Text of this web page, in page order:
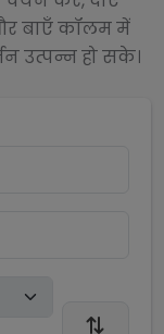
बाएँ कॉलम में
उत्पन्न हो सके।